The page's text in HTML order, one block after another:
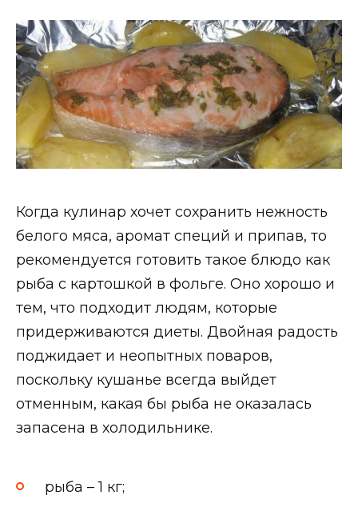
Когда кулинар хочет сохранить нежность
белого мяса, аромат специй и припав, то
рекомендуется готовить такое блюдо как
рыба с картошкой в фольге. Оно хорошо и
тем, что подходит людям, которые
придерживаются диеты. Двойная радость
поджидает и неопытных поваров,
поскольку кушанье всегда выйдет
отменным, какая бы рыба не оказалась
запасена в холодильнике.
рыба – 1 кг;